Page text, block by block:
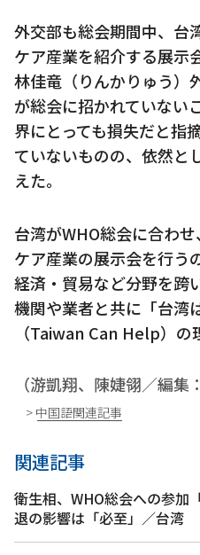
外交部も総会期間中、台
ケア産業を紹介する展示
林佳竜（りんかりゅう）
が総会に招かれていない
界にとっても損失だと指
ていないものの、依然と
えた。
台湾がWHO総会に合わ
ケア産業の展示会を行う
経済・貿易など分野を跨
機関や業者と共に「台湾
（Taiwan Can Help）の
（游凱翔、陳婕翎／編集
> 中国語関連記事
関連記事
衛生相、WHO総会への参
退の影響は「必至」／台湾